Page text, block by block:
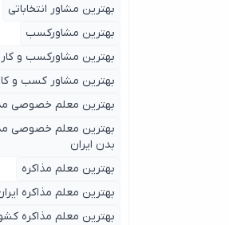
بهترین مشاور انتخاباتی
بهترین مشاورکسب
بهترین مشاورکسب و کار
بهترین مشاور کسب و
بهترین معلم خصوصی
بهترین معلم خصوصی
بدن ایران
بهترین معلم مذاکره
بهترین معلم مذاکره
بهترین معلم مذاکره